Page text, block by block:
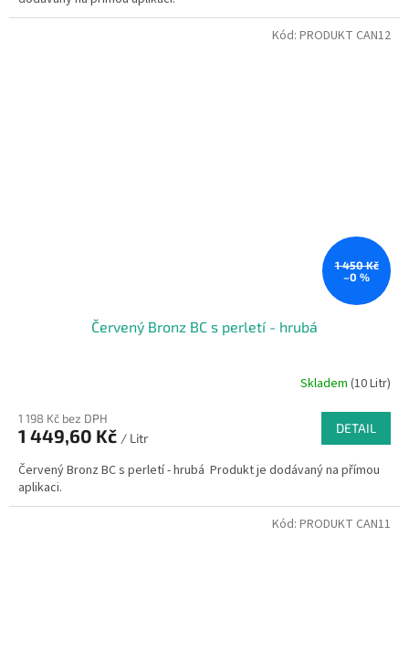
1 450 Kč
–0 %
Červený Bronz BC s perletí - hrubá
Skladem (10 Litr)
1 198 Kč bez DPH
1 449,60 Kč / Litr
DETAIL
Červený Bronz BC s perletí - hrubá Produkt je dodávaný na přímou
aplikaci.
Kód: PRODUKT CAN12
Kód: PRODUKT CAN11